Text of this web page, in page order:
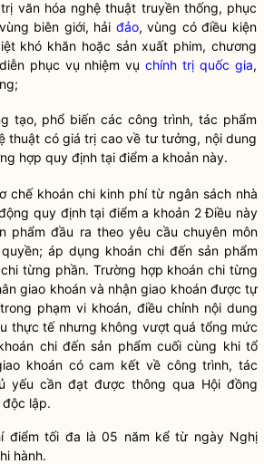
văn hóa nghệ thuật truyền thống, phục
biên giới, hải đảo, vùng có điều kiện
khó khăn hoặc sản xuất phim, chương
phục vụ nhiệm vụchính trị quốc gia,
tạo, phổ biến các công trình, tác phẩm
thuật có giá trị cao về tư tưởng, nội dung
hợp quy định tại điểm a khoản này.
chế khoán chi kinh phí từ ngân sách nhà
quy định tại điểm a khoản 2 Điều này
phẩm đầu ra theo yêu cầu chuyên môn
quyền; áp dụng khoán chi đến sản phẩm
từng phần. Trường hợp khoán chi từng
giao khoán và nhận giao khoán được tự
phạm vi khoán, điều chỉnh nội dung
thực tế nhưng không vượt quá tổng mức
chi đến sản phẩm cuối cùng khi tổ
khoán có cam kết về công trình, tác
yếu cần đạt được thông qua Hội đồng
lập.
điểm tối đa là 05 năm kể từ ngày Nghị
hành.